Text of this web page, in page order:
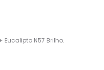
Eucalipto N57 Brilho.